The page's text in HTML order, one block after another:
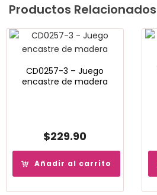
Productos Relacionados
CD0257-3 – Juego
encastre de madera
$229.90
Añadir al carrito